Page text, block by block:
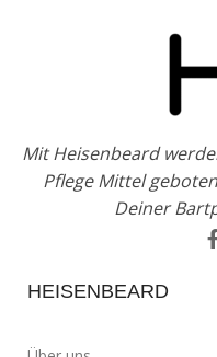
Mit Heisenbeard
Pflege Mittel
Deiner
HEISENBEARD